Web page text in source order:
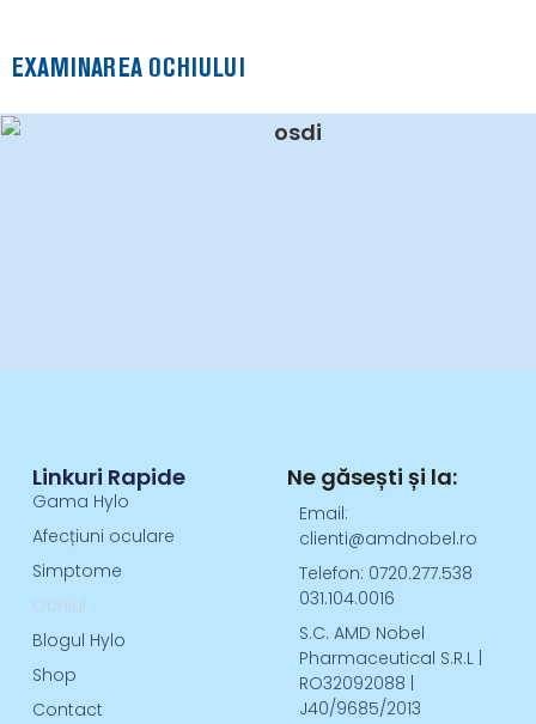
EXAMINAREA OCHIULUI
Linkuri Rapide
Gama Hylo
Afecțiuni oculare
Simptome
Ochiul
Blogul Hylo
Shop
Contact
Ne găsești și la:
Email:
clienti@amdnobel.ro
Telefon: 0720.277.538
031.104.0016
S.C. AMD Nobel
Pharmaceutical S.R.L |
RO32092088 |
J40/9685/2013